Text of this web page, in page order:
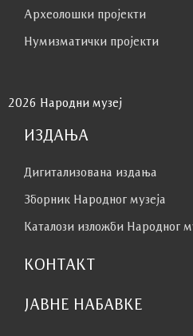
Археолошки пројекти
Нумизматички пројекти
2026 Народни музеј
ИЗДАЊА
Дигитализована издања
Зборник Народног музеја
Каталози изложби Народног
КОНТАКТ
ЈАВНЕ НАБАВКЕ